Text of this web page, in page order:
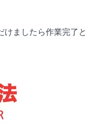
けましたら作業完了と